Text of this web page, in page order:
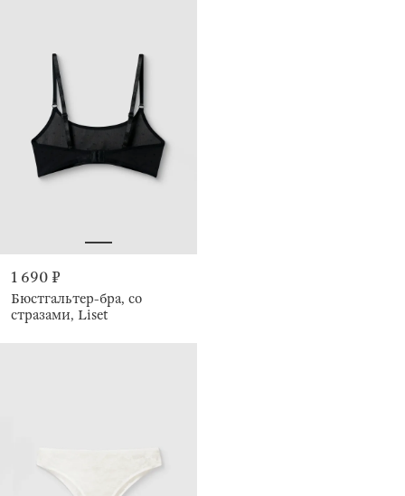
1 690 ₽
Бюстгальтер-бра, со
стразами, Liset